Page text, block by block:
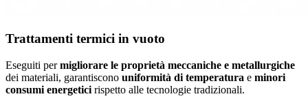
Trattamenti termici in vuoto
Eseguiti permigliorare le proprietà meccaniche e metallurgiche
dei materiali, garantiscono uniformità di temperatura e minori
consumi energetici rispetto alle tecnologie tradizionali.